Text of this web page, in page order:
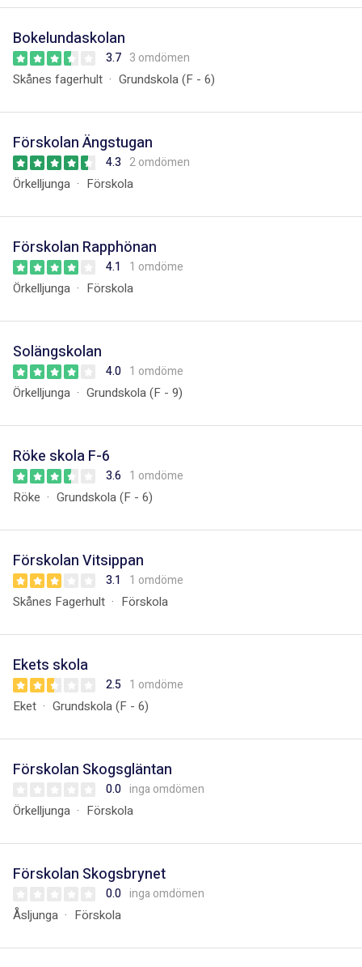
Bokelundaskolan
3.7 3 omdömen
Skånes fagerhult Grundskola (F - 6)
Förskolan Ängstugan
4.3 2 omdömen
Örkelljunga Förskola
Förskolan Rapphönan
4.1 1 omdöme
Örkelljunga Förskola
Solängskolan
4.0 1 omdöme
Örkelljunga Grundskola (F - 9)
Röke skola F-6
3.6 1 omdöme
Röke Grundskola (F - 6)
Förskolan Vitsippan
3.1 1 omdöme
Skånes Fagerhult Förskola
Ekets skola
2.5 1 omdöme
Eket Grundskola (F - 6)
Förskolan Skogsgläntan
0.0 inga omdömen
Örkelljunga Förskola
Förskolan Skogsbrynet
0.0 inga omdömen
Åsljunga Förskola